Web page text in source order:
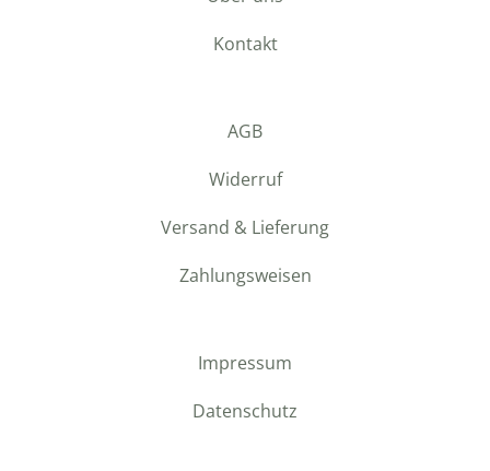
Kontakt
AGB
Widerruf
Versand & Lieferung
Zahlungsweisen
Impressum
Datenschutz